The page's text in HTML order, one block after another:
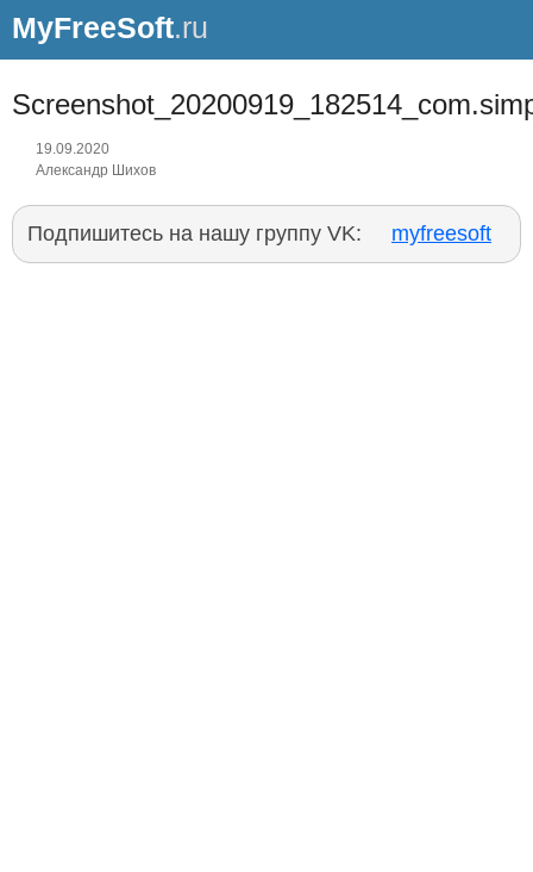
MyFreeSoft.ru
19.09.2020
Александр Шихов
Подпишитесь на нашу группу VK: myfreesoft